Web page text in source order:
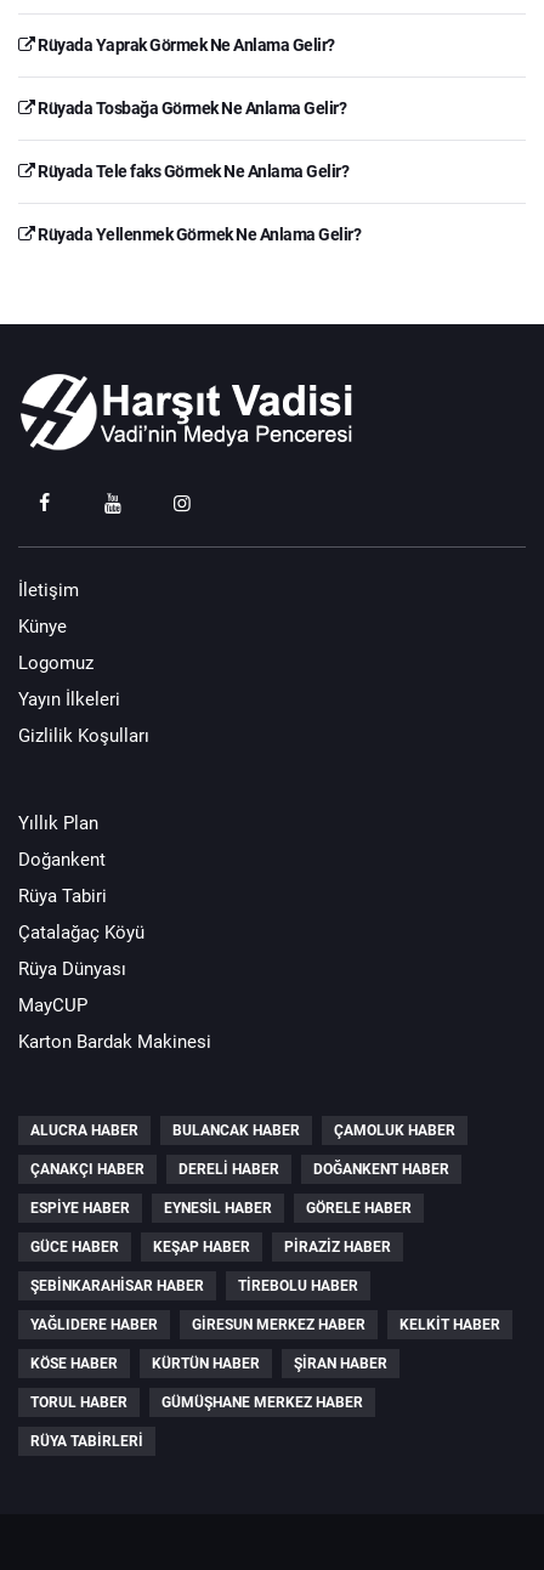
Rüyada Yaprak Görmek Ne Anlama Gelir?
Rüyada Tosbağa Görmek Ne Anlama Gelir?
Rüyada Tele faks Görmek Ne Anlama Gelir?
Rüyada Yellenmek Görmek Ne Anlama Gelir?
İletişim
Künye
Logomuz
Yayın İlkeleri
Gizlilik Koşulları
Yıllık Plan
Doğankent
Rüya Tabiri
Çatalağaç Köyü
Rüya Dünyası
MayCUP
Karton Bardak Makinesi
ALUCRA HABER BULANCAK HABER ÇAMOLUK HABER
ÇANAKÇI HABER DERELI HABER DOĞANKENT HABER
ESPIYE HABER EYNESIL HABER GÖRELE HABER
GÜCE HABER KEŞAP HABER PIRAZIZ HABER
ŞEBINKARAHISAR HABER TIREBOLU HABER
YAĞLIDERE HABER GIRESUN MERKEZ HABER KELKIT HABER
KÖSE HABER KÜRTÜN HABER ŞIRAN HABER
TORUL HABER GÜMÜŞHANE MERKEZ HABER
RÜYA TABIRLERI